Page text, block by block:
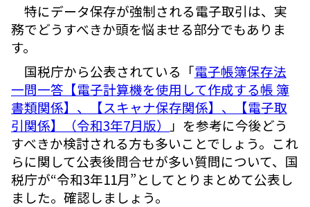
特にデータ保存が強制される電子取引は、実
務でどうすべきか頭を悩ませる部分でもありま
す。
国税庁から公表されている「電子帳簿保存法
一問一答【電子計算機を使用して作成する帳 簿
書類関係】、【スキャナ保存関係】、【電子取
引関係】（令和3年7月版）
」を参考に今後どう
すべきか検討される方も多いことでしょう。これ
らに関して公表後問合せが多い質問について、国
税庁が“令和3年11月”としてとりまとめて公表し
ました。確認しましょう。